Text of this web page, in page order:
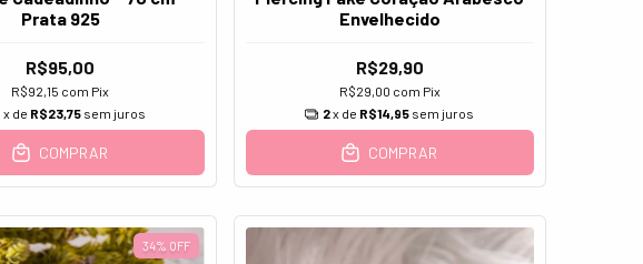
Prata 925
R$95,00
R$92,15 com Pix
x de R$23,75 sem juros
COMPRAR
Envelhecido
R$29,90
R$29,00 com Pix
2x de R$14,95 sem juros
COMPRAR
34% OFF